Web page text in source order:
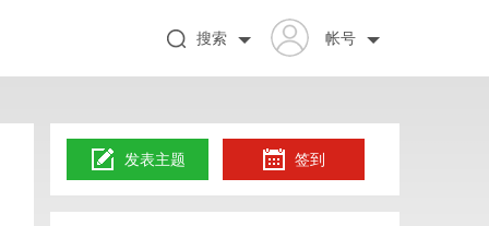
帐号
搜索
发表主题 签到